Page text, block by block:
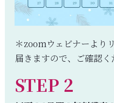
＊zoomウェビナーより
届きますので、ご確認く
STEP 2